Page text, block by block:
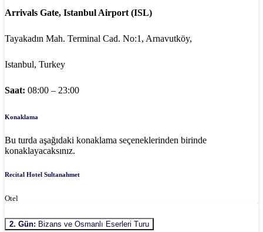
Arrivals Gate, Istanbul Airport (ISL)
Tayakadın Mah. Terminal Cad. No:1, Arnavutköy,
Istanbul, Turkey
Saat: 08:00 – 23:00
Konaklama
Bu turda aşağıdaki konaklama seçeneklerinden birinde
konaklayacaksınız.
Recital Hotel Sultanahmet
Otel
2. Gün: Bizans ve Osmanlı Eserleri Turu